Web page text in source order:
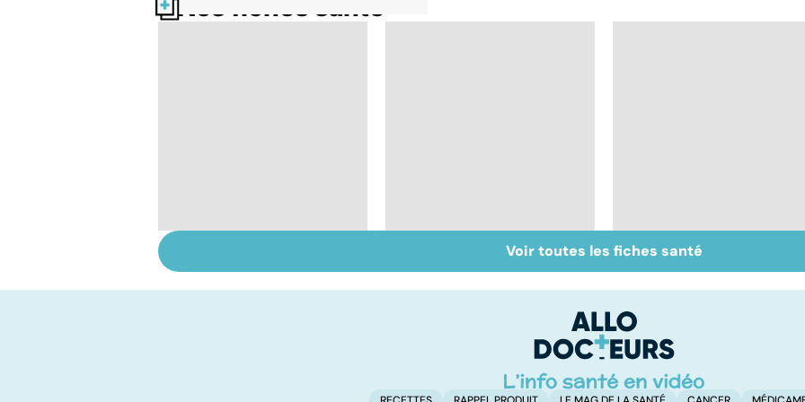
Nos fiches santé
de l'attention avec
La main, un outil utile
mais fragile
Accident vasculaire
cérébral : l'enfant
Voir toutes les fiches santé